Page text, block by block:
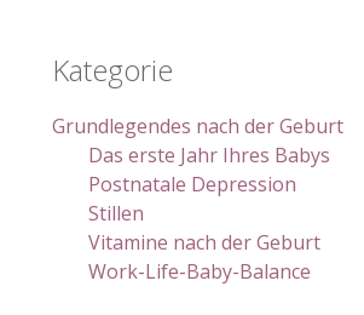
Kategorie
Grundlegendes nach der Geburt
Das erste Jahr Ihres Babys
Postnatale Depression
Stillen
Vitamine nach der Geburt
Work-Life-Baby-Balance